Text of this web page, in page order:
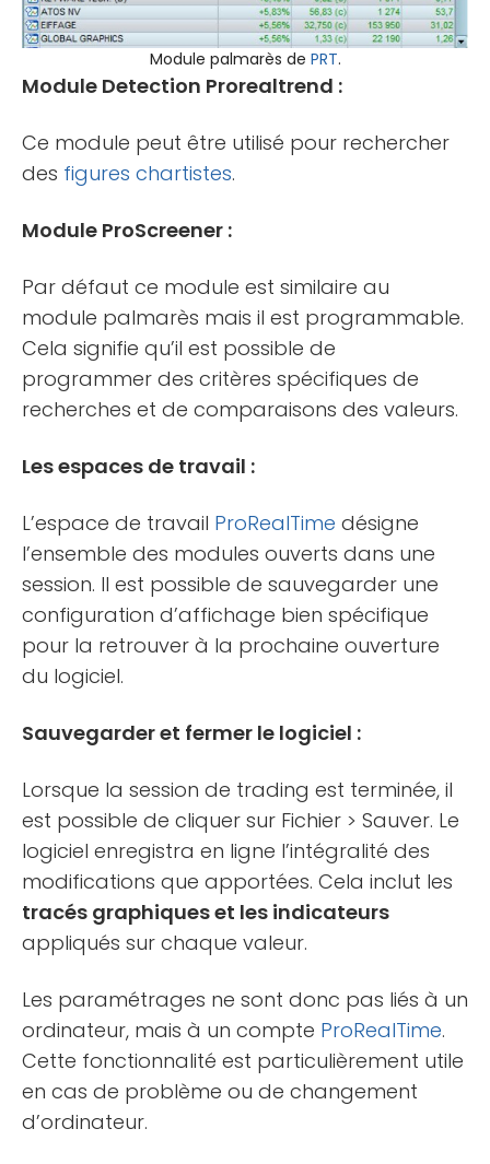
Module palmarès de PRT.
Module Detection Prorealtrend :
Ce module peut être utilisé pour rechercher
des figures chartistes.
Module ProScreener :
Par défaut ce module est similaire au
module palmarès mais il est programmable.
Cela signifie qu’il est possible de
programmer des critères spécifiques de
recherches et de comparaisons des valeurs.
Les espaces de travail :
L’espace de travail ProRealTime désigne
l’ensemble des modules ouverts dans une
session. Il est possible de sauvegarder une
configuration d’affichage bien spécifique
pour la retrouver à la prochaine ouverture
du logiciel.
Sauvegarder et fermer le logiciel :
Lorsque la session de trading est terminée, il
est possible de cliquer sur Fichier > Sauver. Le
logiciel enregistra en ligne l’intégralité des
modifications que apportées. Cela inclut les
tracés graphiques et les indicateurs
appliqués sur chaque valeur.
Les paramétrages ne sont donc pas liés à un
ordinateur, mais à un compte ProRealTime.
Cette fonctionnalité est particulièrement utile
en cas de problème ou de changement
d’ordinateur.